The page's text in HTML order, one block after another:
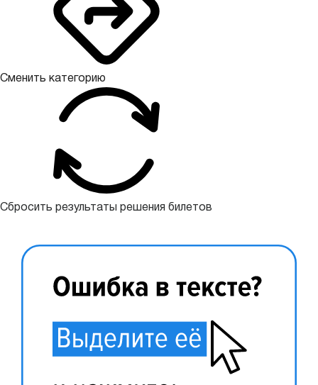
Сменить категорию
Сбросить результаты решения билетов